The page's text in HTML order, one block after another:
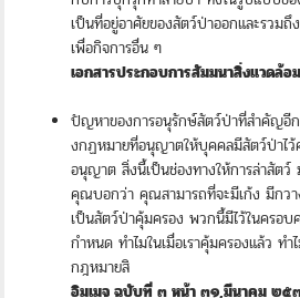
เป็นที่อยู่อาศัยของสัตว์ป่าออกและรวม
เพื่อกิจการอื่น ๆ
เอกสารประกอบการสัมมนาสิ่งแวดล้
ปัญหาของการอนุรักษ์สัตว์ป่าที่สำคัญอี
งกฏหมายที่อนุญาตให้บุคคลมีสัตว์ป่าไว้
อนุญาต สิ่งนี้เป็นช่องทางให้การล่าสัต
คุณบอกว่า คุณสามารถที่จะมีเก้ง มีกว
เป็นสัตว์ป่าคุ้มครอง พวกนี้มีไว้ในครอบ
กำหนด ทำไมในเมื่อเราคุ้มครองแล้ว ท
กฎหมายสิ
อิมเมจ ฉบับที่ ๓ หน้า ๓๑,มีนาคม ๒๕